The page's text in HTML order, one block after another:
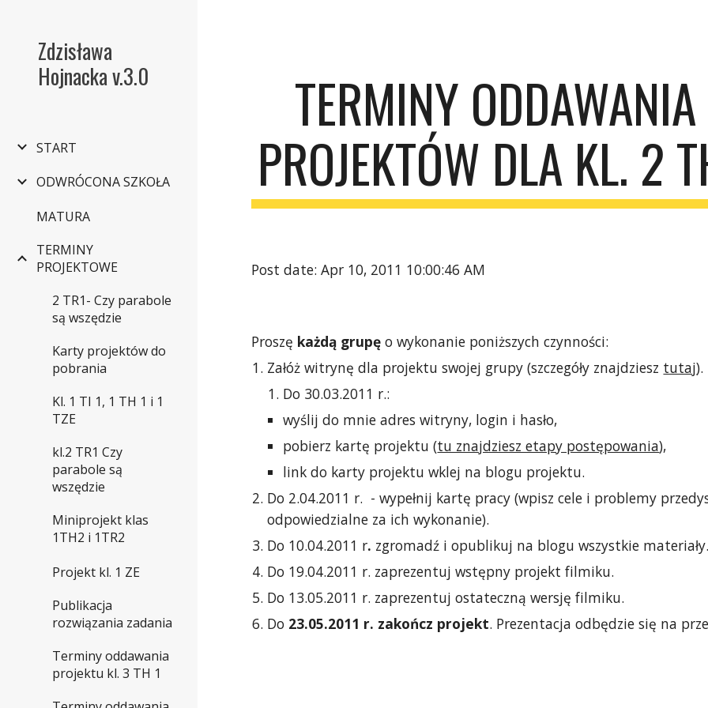
Zdzisława
Hojnacka v.3.0
START
ODWRÓCONA SZKOŁA
MATURA
TERMINY
PROJEKTOWE
2 TR1- Czy parabole
są wszędzie
Karty projektów do
pobrania
Kl. 1 TI 1, 1 TH 1 i 1
TZE
kl.2 TR1 Czy
parabole są
wszędzie
Miniprojekt klas
1TH2 i 1TR2
Projekt kl. 1 ZE
Publikacja
rozwiązania zadania
Terminy oddawania
projektu kl. 3 TH 1
TERMINY ODDAWANIA
PROJEKTÓW DLA KL. 2
Post date: Apr 10, 2011 10:00:46 AM
Proszę każdą grupę o wykonanie poniższych czynności:
Załóż witrynę dla projektu swojej grupy (szczegóły znajdziesz tutaj).
Do 30.03.2011 r.:
wyślij do mnie adres witryny, login i hasło,
pobierz kartę projektu (tu znajdziesz etapy postępowania),
link do karty projektu wklej na blogu projektu.
Do 2.04.2011 r.  - wypełnij kartę pracy (wpisz cele i problemy
odpowiedzialne za ich wykonanie).
Do 10.04.2011 r. zgromadź i opublikuj na blogu wszystkie materiały.
Do 19.04.2011 r. zaprezentuj wstępny projekt filmiku.
Do 13.05.2011 r. zaprezentuj ostateczną wersję filmiku.
Do 23.05.2011 r. zakończ projekt. Prezentacja odbędzie się na